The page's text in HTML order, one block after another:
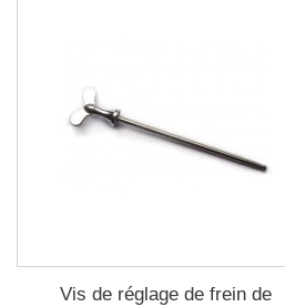
Vis de réglage de frein de